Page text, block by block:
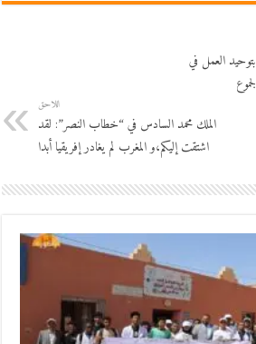
العمل في
اللاحق
الملك محمد السادس في “خطاب النصر”: لقد
اشتقت إليكم،و المغرب لم يغادر إفريقيا أبدا